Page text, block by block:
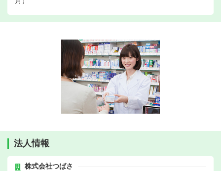
法人情報
株式会社つばさ